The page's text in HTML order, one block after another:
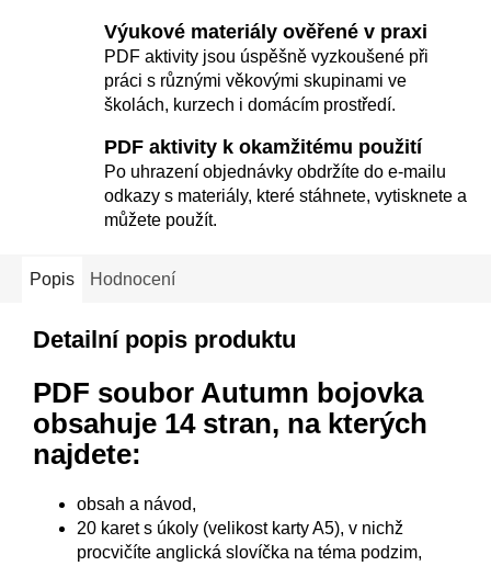
Výukové materiály ověřené v praxi
PDF aktivity jsou úspěšně vyzkoušené při
práci s různými věkovými skupinami ve
školách, kurzech i domácím prostředí.
PDF aktivity k okamžitému použití
Po uhrazení objednávky obdržíte do e-mailu
odkazy s materiály, které stáhnete, vytisknete a
můžete použít.
Popis Hodnocení
Detailní popis produktu
PDF soubor Autumn bojovka
obsahuje 14 stran, na kterých
najdete:
obsah a návod,
20 karet s úkoly (velikost karty A5), v nichž
procvičíte anglická slovíčka na téma podzim,